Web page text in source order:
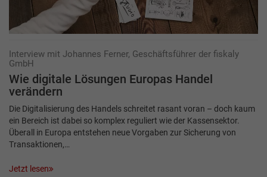
Interview mit Johannes Ferner, Geschäftsführer der fiskaly
GmbH
Wie digitale Lösungen Europas Handel
verändern
Die Digitalisierung des Handels schreitet rasant voran – doch kaum
ein Bereich ist dabei so komplex reguliert wie der Kassensektor.
Überall in Europa entstehen neue Vorgaben zur Sicherung von
Transaktionen,…
Jetzt lesen